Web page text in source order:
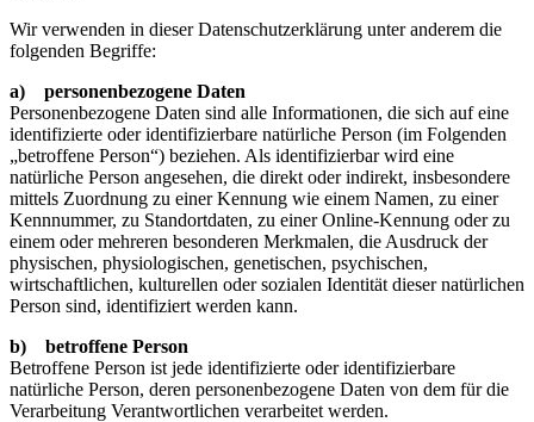
Wir verwenden in dieser Datenschutzerklärung unter anderem die
folgenden Begriffe:
a) personenbezogene Daten
Personenbezogene Daten sind alle Informationen, die sich auf eine
identifizierte oder identifizierbare natürliche Person (im Folgenden
„betroffene Person“) beziehen. Als identifizierbar wird eine
natürliche Person angesehen, die direkt oder indirekt, insbesondere
mittels Zuordnung zu einer Kennung wie einem Namen, zu einer
Kennnummer, zu Standortdaten, zu einer Online-Kennung oder zu
einem oder mehreren besonderen Merkmalen, die Ausdruck der
physischen, physiologischen, genetischen, psychischen,
wirtschaftlichen, kulturellen oder sozialen Identität dieser natürlichen
Person sind, identifiziert werden kann.
b) betroffene Person
Betroffene Person ist jede identifizierte oder identifizierbare
natürliche Person, deren personenbezogene Daten von dem für die
Verarbeitung Verantwortlichen verarbeitet werden.